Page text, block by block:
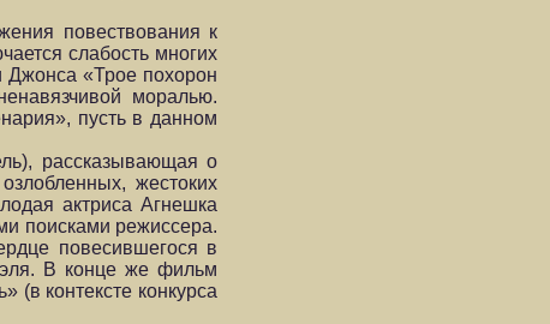
повествования к
слабость многих
«Трое похорон
моралью.
пусть в данном
рассказывающая о
жестоких
актриса Агнешка
поисками режиссера.
повесившегося в
В конце же фильм
(в контексте конкурса